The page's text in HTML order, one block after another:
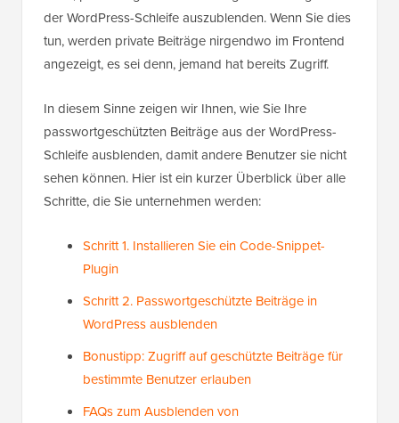
der WordPress-Schleife auszublenden. Wenn Sie dies
tun, werden private Beiträge nirgendwo im Frontend
angezeigt, es sei denn, jemand hat bereits Zugriff.
In diesem Sinne zeigen wir Ihnen, wie Sie Ihre
passwortgeschützten Beiträge aus der WordPress-
Schleife ausblenden, damit andere Benutzer sie nicht
sehen können. Hier ist ein kurzer Überblick über alle
Schritte, die Sie unternehmen werden:
Schritt 1. Installieren Sie ein Code-Snippet-
Plugin
Schritt 2. Passwortgeschützte Beiträge in
WordPress ausblenden
Bonustipp: Zugriff auf geschützte Beiträge für
bestimmte Benutzer erlauben
FAQs zum Ausblenden von